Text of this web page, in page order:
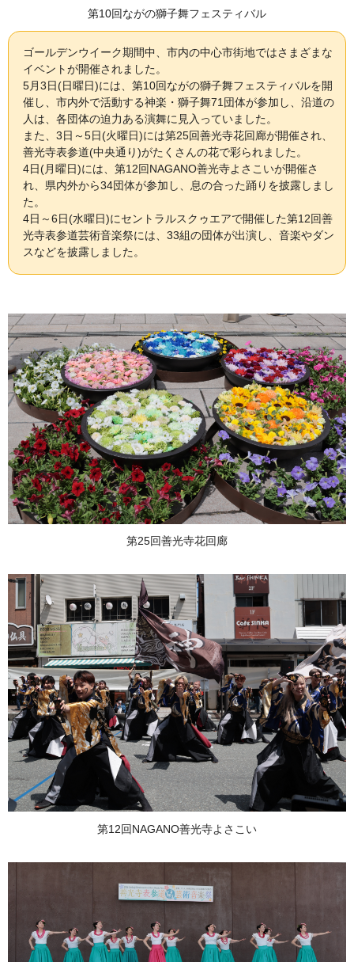
第10回ながの獅子舞フェスティバル
ゴールデンウイーク期間中、市内の中心市街地ではさまざまな
イベントが開催されました。
5月3日(日曜日)には、第10回ながの獅子舞フェスティバルを開
催し、市内外で活動する神楽・獅子舞71団体が参加し、沿道の
人は、各団体の迫力ある演舞に見入っていました。
また、3日～5日(火曜日)には第25回善光寺花回廊が開催され、
善光寺表参道(中央通り)がたくさんの花で彩られました。
4日(月曜日)には、第12回NAGANO善光寺よさこいが開催さ
れ、県内外から34団体が参加し、息の合った踊りを披露しまし
た。
4日～6日(水曜日)にセントラルスクゥエアで開催した第12回善
光寺表参道芸術音楽祭には、33組の団体が出演し、音楽やダン
スなどを披露しました。
第25回善光寺花回廊
第12回NAGANO善光寺よさこい